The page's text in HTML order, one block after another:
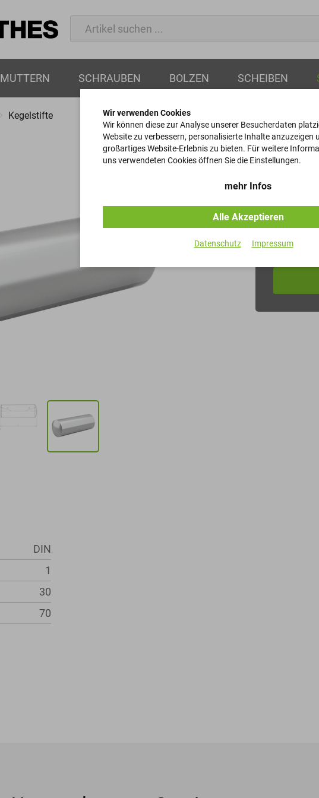
MUTTERN SCHRAUBEN BOLZEN SCHEIBEN
Kegelstifte
DIN 1 - 30x70
Artikel-Nr.
DIN
1
30
70
Wir verwenden Cookies
Wir können diese zur Analyse unserer Besucherdaten
Website zu verbessern, personalisierte Inhalte anzuzeigen
großartiges Website-Erlebnis zu bieten. Für weitere
uns verwendeten Cookies öffnen Sie die Einstellungen.
mehr Infos
Alle Akzeptieren
Datenschutz Impressum